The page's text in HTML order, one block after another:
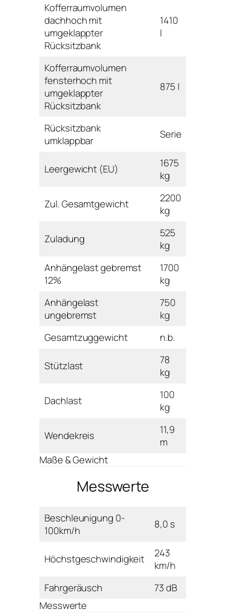
Kofferraumvolumen
dachhoch mit
umgeklappter
Rücksitzbank
1410
l
Kofferraumvolumen
fensterhoch mit
umgeklappter
Rücksitzbank
875 l
Rücksitzbank
umklappbar
Serie
Leergewicht (EU)
1675
kg
Zul. Gesamtgewicht
2200
kg
Zuladung
525
kg
Anhängelast gebremst
12%
1700
kg
Anhängelast
ungebremst
750
kg
Gesamtzuggewicht
n.b.
Stützlast
78
kg
Dachlast
100
kg
Wendekreis
11,9
m
Maße & Gewicht
Messwerte
Beschleunigung 0-
100km/h
8,0 s
Höchstgeschwindigkeit
243
km/h
Fahrgeräusch
73 dB
Messwerte